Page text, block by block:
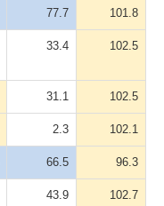
77.7 101.8
33.4 102.5
31.1 102.5
2.3 102.1
66.5 96.3
43.9 102.7